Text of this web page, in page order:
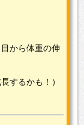
から体重の伸
するかも！）